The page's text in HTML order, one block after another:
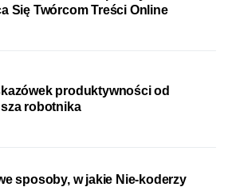
Się Twórcom Treści Online
produktywności od
robotnika
sposoby, w jakie Nie-koderzy